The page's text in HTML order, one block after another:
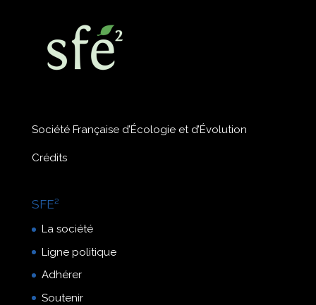
Société Française d’Écologie et d’Évolution
Crédits
SFE²
La société
Ligne politique
Adhérer
Soutenir